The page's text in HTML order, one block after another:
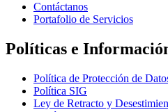
Contáctanos
Portafolio de Servicios
Políticas e
Política de Protección de
Política SIG
Ley de Retracto y